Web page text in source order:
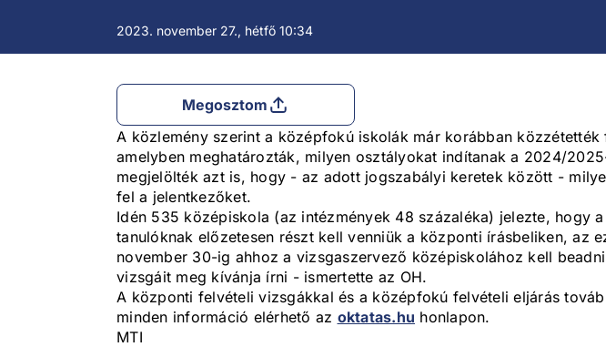
2023. november 27., hétfő 10:34
Megosztom
A közlemény szerint a középfokú iskolák már korábban
amelyben meghatározták, milyen osztályokat indítanak a 2024/
megjelölték azt is, hogy - az adott jogszabályi keretek között -
fel a jelentkezőket.
Idén 535 középiskola (az intézmények 48 százaléka) jelezte, hogy
tanulóknak előzetesen részt kell venniük a központi írásbeliken, az
november 30-ig ahhoz a vizsgaszervező középiskolához kell
vizsgáit meg kívánja írni - ismertette az OH.
A központi felvételi vizsgákkal és a középfokú felvételi eljárás
minden információ elérhető az oktatas.hu honlapon.
MTI